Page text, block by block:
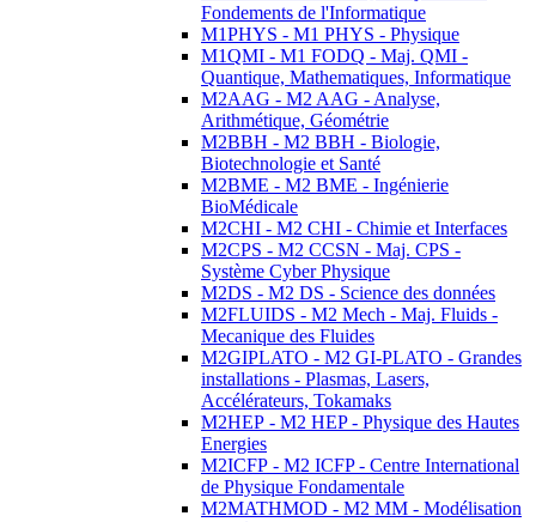
Fondements de l'Informatique
M1PHYS - M1 PHYS - Physique
M1QMI - M1 FODQ - Maj. QMI -
Quantique, Mathematiques, Informatique
M2AAG - M2 AAG - Analyse,
Arithmétique, Géométrie
M2BBH - M2 BBH - Biologie,
Biotechnologie et Santé
M2BME - M2 BME - Ingénierie
BioMédicale
M2CHI - M2 CHI - Chimie et Interfaces
M2CPS - M2 CCSN - Maj. CPS -
Système Cyber Physique
M2DS - M2 DS - Science des données
M2FLUIDS - M2 Mech - Maj. Fluids -
Mecanique des Fluides
M2GIPLATO - M2 GI-PLATO - Grandes
installations - Plasmas, Lasers,
Accélérateurs, Tokamaks
M2HEP - M2 HEP - Physique des Hautes
Energies
M2ICFP - M2 ICFP - Centre International
de Physique Fondamentale
M2MATHMOD - M2 MM - Modélisation